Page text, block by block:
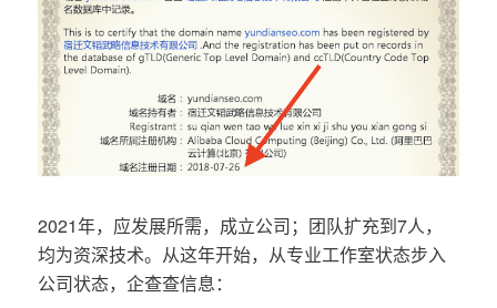
2021年，应发展所需，成立公司；团队扩充到7人，
均为资深技术。从这年开始，从专业工作室状态步入
公司状态，企查查信息：